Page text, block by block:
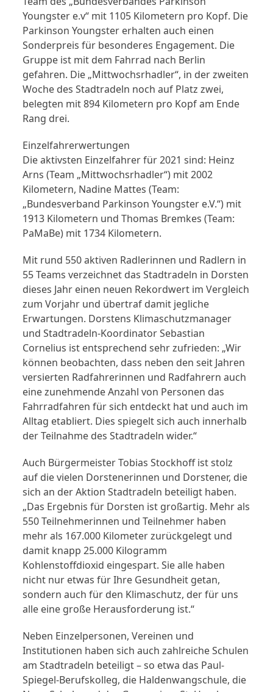
Youngster e.v“ mit 1105 Kilometern pro Kopf. Die
Parkinson Youngster erhalten auch einen
Sonderpreis für besonderes Engagement. Die
Gruppe ist mit dem Fahrrad nach Berlin
gefahren. Die „Mittwochsrhadler“, in der zweiten
Woche des Stadtradeln noch auf Platz zwei,
belegten mit 894 Kilometern pro Kopf am Ende
Rang drei.
Einzelfahrerwertungen
Die aktivsten Einzelfahrer für 2021 sind: Heinz
Arns (Team „Mittwochsrhadler“) mit 2002
Kilometern, Nadine Mattes (Team:
„Bundesverband Parkinson Youngster e.V.“) mit
1913 Kilometern und Thomas Bremkes (Team:
PaMaBe) mit 1734 Kilometern.
Mit rund 550 aktiven Radlerinnen und Radlern in
55 Teams verzeichnet das Stadtradeln in Dorsten
dieses Jahr einen neuen Rekordwert im Vergleich
zum Vorjahr und übertraf damit jegliche
Erwartungen. Dorstens Klimaschutzmanager
und Stadtradeln-Koordinator Sebastian
Cornelius ist entsprechend sehr zufrieden: „Wir
können beobachten, dass neben den seit Jahren
versierten Radfahrerinnen und Radfahrern auch
eine zunehmende Anzahl von Personen das
Fahrradfahren für sich entdeckt hat und auch im
Alltag etabliert. Dies spiegelt sich auch innerhalb
der Teilnahme des Stadtradeln wider.“
Auch Bürgermeister Tobias Stockhoff ist stolz
auf die vielen Dorstenerinnen und Dorstener, die
sich an der Aktion Stadtradeln beteiligt haben.
„Das Ergebnis für Dorsten ist großartig. Mehr als
550 Teilnehmerinnen und Teilnehmer haben
mehr als 167.000 Kilometer zurückgelegt und
damit knapp 25.000 Kilogramm
Kohlenstoffdioxid eingespart. Sie alle haben
nicht nur etwas für Ihre Gesundheit getan,
sondern auch für den Klimaschutz, der für uns
alle eine große Herausforderung ist.“
Neben Einzelpersonen, Vereinen und
Institutionen haben sich auch zahlreiche Schulen
am Stadtradeln beteiligt – so etwa das Paul-
Spiegel-Berufskolleg, die Haldenwangschule, die